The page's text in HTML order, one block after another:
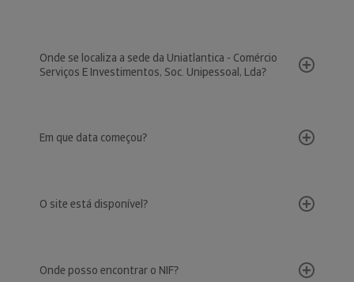
Onde se localiza a sede da Uniatlantica - Comércio
Serviços E Investimentos, Soc. Unipessoal, Lda?
Em que data começou?
O site está disponível?
Onde posso encontrar o NIF?